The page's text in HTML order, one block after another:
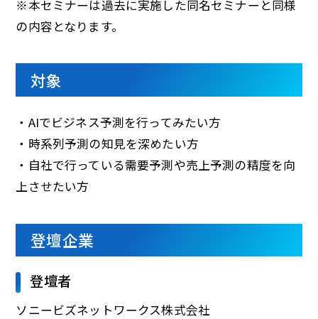
※本セミナーは過去に実施した同名セミナーと同様
の内容となります。
対象
・AIでビジネス予測を行ってみたい方​
・時系列予測の知見を深めたい方​
・自社で行っている需要予測や売上予測の精度を向
上させたい方
登壇企業
登壇者
ソニービズネットワークス株式会社